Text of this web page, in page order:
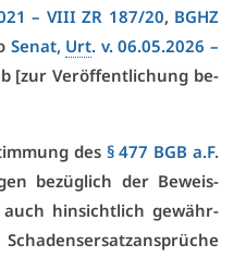
– VI­II ZR 187/20, BGHZ
Se­nat, Urt. v. 06.05.2026 –
[zur Ver­öf­fent­li­chung be­
des § 477 BGB a.F.
be­züg­lich der Be­weis­
hin­sicht­lich ge­währ­